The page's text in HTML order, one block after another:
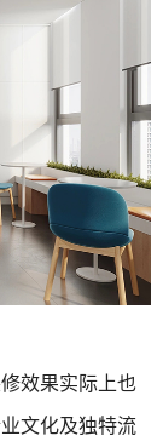
效果实际上也
文化及独特流